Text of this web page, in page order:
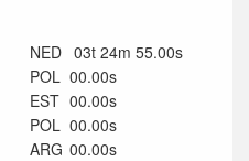
NED 03t 24m 55.00s
POL 00.00s
EST 00.00s
POL 00.00s
ARG 00.00s